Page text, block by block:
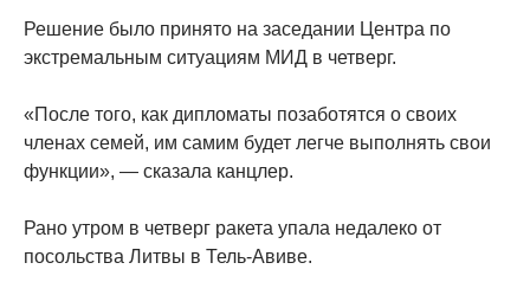
Решение было принято на заседании Центра по
экстремальным ситуациям МИД в четверг.
«После того, как дипломаты позаботятся о своих
членах семей, им самим будет легче выполнять свои
функции», — сказала канцлер.
Рано утром в четверг ракета упала недалеко от
посольства Литвы в Тель-Авиве.